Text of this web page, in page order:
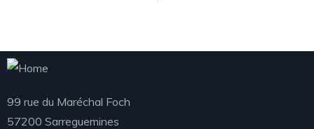
99 rue du Maréchal Foch
57200 Sarreguemines